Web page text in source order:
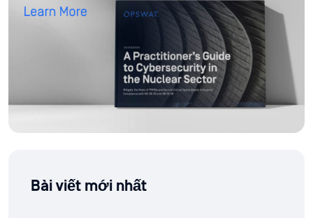
Bài viết mới nhất